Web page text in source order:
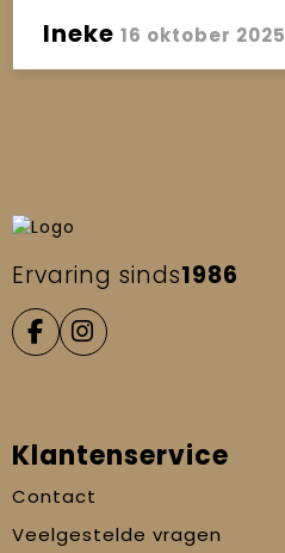
Ineke 16 oktober 2025
Ervaring sinds1986
Klantenservice
Contact
Veelgestelde vragen